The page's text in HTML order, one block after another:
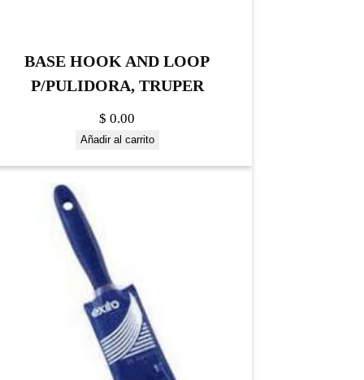
BASE HOOK AND LOOP
P/PULIDORA, TRUPER
$ 0.00
Añadir al carrito